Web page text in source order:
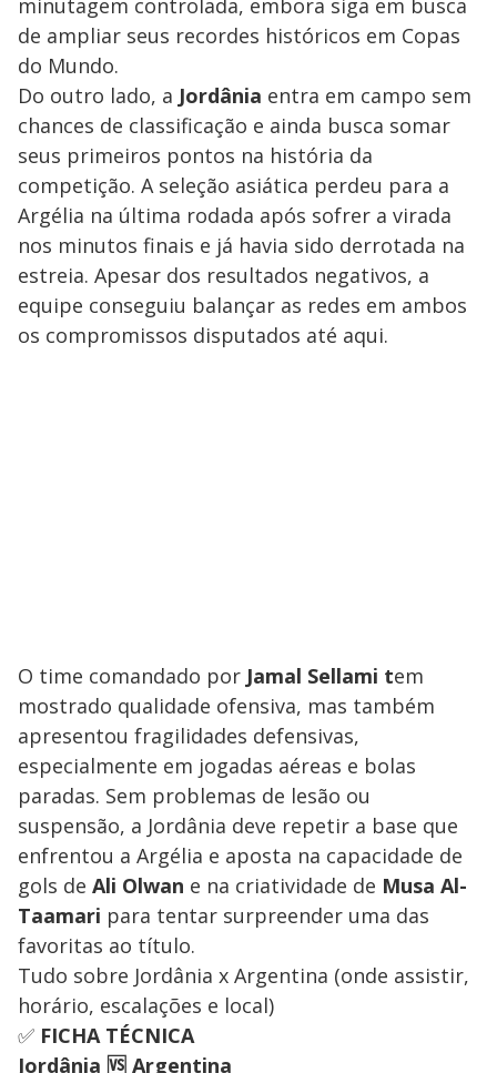
de ampliar seus recordes históricos em Copas
do Mundo.
Do outro lado, a Jordânia entra em campo sem
chances de classificação e ainda busca somar
seus primeiros pontos na história da
competição. A seleção asiática perdeu para a
Argélia na última rodada após sofrer a virada
nos minutos finais e já havia sido derrotada na
estreia. Apesar dos resultados negativos, a
equipe conseguiu balançar as redes em ambos
os compromissos disputados até aqui.
O time comandado por Jamal Sellami tem
mostrado qualidade ofensiva, mas também
apresentou fragilidades defensivas,
especialmente em jogadas aéreas e bolas
paradas. Sem problemas de lesão ou
suspensão, a Jordânia deve repetir a base que
enfrentou a Argélia e aposta na capacidade de
gols de Ali Olwan e na criatividade de Musa Al-
Taamari para tentar surpreender uma das
favoritas ao título.
Tudo sobre Jordânia x Argentina (onde assistir,
horário, escalações e local)
✅ FICHA TÉCNICA
Jordânia 🆚 Argentina